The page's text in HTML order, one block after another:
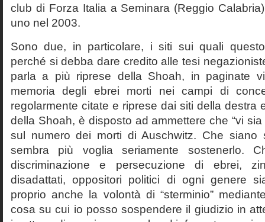
club di Forza Italia a Seminara (Reggio
uno nel 2003.
Sono due, in particolare, i siti sui quali
perché si debba dare credito alle tesi
parla a più riprese della Shoah, in paginate
memoria degli ebrei morti nei campi di
regolarmente citate e riprese dai siti della destra
della Shoah, è disposto ad ammettere che “vi
sul numero dei morti di Auschwitz. Che siano
sembra più voglia seriamente sostenerlo.
discriminazione e persecuzione di ebrei,
disadattati, oppositori politici di ogni genere
proprio anche la volontà di “sterminio”
cosa su cui io posso sospendere il giudizio in